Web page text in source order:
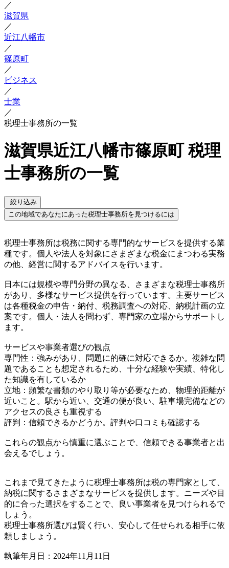
／
滋賀県
／
近江八幡市
／
篠原町
／
ビジネス
／
士業
／
税理士事務所の一覧
滋賀県近江八幡市篠原町 税理
士事務所の一覧
絞り込み
この地域であなたにあった税理士事務所を見つけるには
税理士事務所は税務に関する専門的なサービスを提供する業
種です。個人や法人を対象にさまざまな税金にまつわる実務
の他、経営に関するアドバイスを行います。
日本には規模や専門分野の異なる、さまざまな税理士事務所
があり、多様なサービス提供を行っています。主要サービス
は各種税金の申告・納付、税務調査への対応、納税計画の立
案です。個人・法人を問わず、専門家の立場からサポートし
ます。
サービスや事業者選びの観点
専門性：強みがあり、問題に的確に対応できるか。複雑な問
題であることも想定されるため、十分な経験や実績、特化し
た知識を有しているか
立地：頻繁な書類のやり取り等が必要なため、物理的距離が
近いこと。駅から近い、交通の便が良い、駐車場完備などの
アクセスの良さも重視する
評判：信頼できるかどうか。評判や口コミも確認する
これらの観点から慎重に選ぶことで、信頼できる事業者と出
会えるでしょう。
これまで見てきたように税理士事務所は税の専門家として、
納税に関するさまざまなサービスを提供します。ニーズや目
的に合った選択をすることで、良い事業者を見つけられるで
しょう。
税理士事務所選びは賢く行い、安心して任せられる相手に依
頼しましょう。
執筆年月日：2024年11月11日